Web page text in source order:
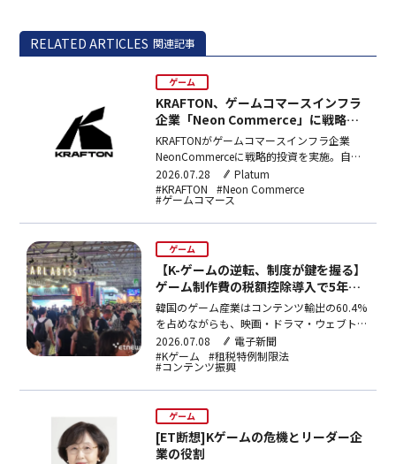
RELATED ARTICLES 関連記事
ゲーム
KRAFTON、ゲームコマースインフラ
企業「Neon Commerce」に戦略的
投資
KRAFTONがゲームコマースインフラ企業
NeonCommerceに戦略的投資を実施。自社
決済システムの内製化を通じてグローバルユ
ーザーへの直接サービス提供環境を整備し、
パブリッシングプラットフォームの競争力強
化を図る。
2026.07.28
Platum
#KRAFTON
#Neon Commerce
#ゲームコマース
ゲーム
【K-ゲームの逆転、制度が鍵を握る】
ゲーム制作費の税額控除導入で5年間
の生産誘発効果2兆3,000億ウォン
韓国のゲーム産業はコンテンツ輸出の60.4%
を占めながらも、映画・ドラマ・ウェブトゥ
ーンとは異なり制作費税額控除の対象外に置
かれている。下半期国会では与野党がゲーム
と音楽を対象に含める租税特例制限法改正案
を発議しており、韓国コンテンツ振興院の試
2兆3,000億ウォン（約2,420億円）、就業者
1万6,000人増が見込まれる。R&D税額控除
との重複問題や対象費用の定義など課題は残
2026.07.08
電子新聞
#Kゲーム
#租税特例制限法
#コンテンツ振興
ゲーム
[ET断想]Kゲームの危機とリーダー企
業の役割